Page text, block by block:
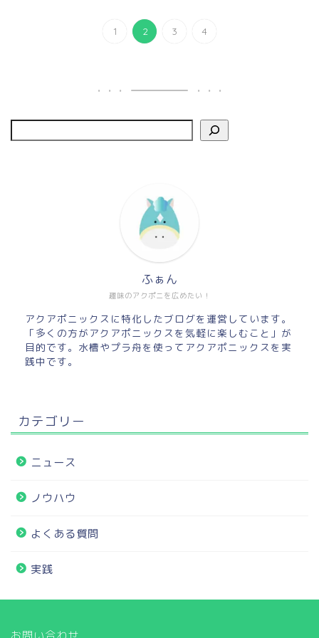
1 2 3 4
趣味のアクポニを広めたい！
ふぁん
アクアポニックスに特化したブログを運営しています。
「多くの方がアクアポニックスを気軽に楽しむこと」が
目的です。水槽やプラ舟を使ってアクアポニックスを実
践中です。
カテゴリー
ニュース
ノウハウ
よくある質問
実践